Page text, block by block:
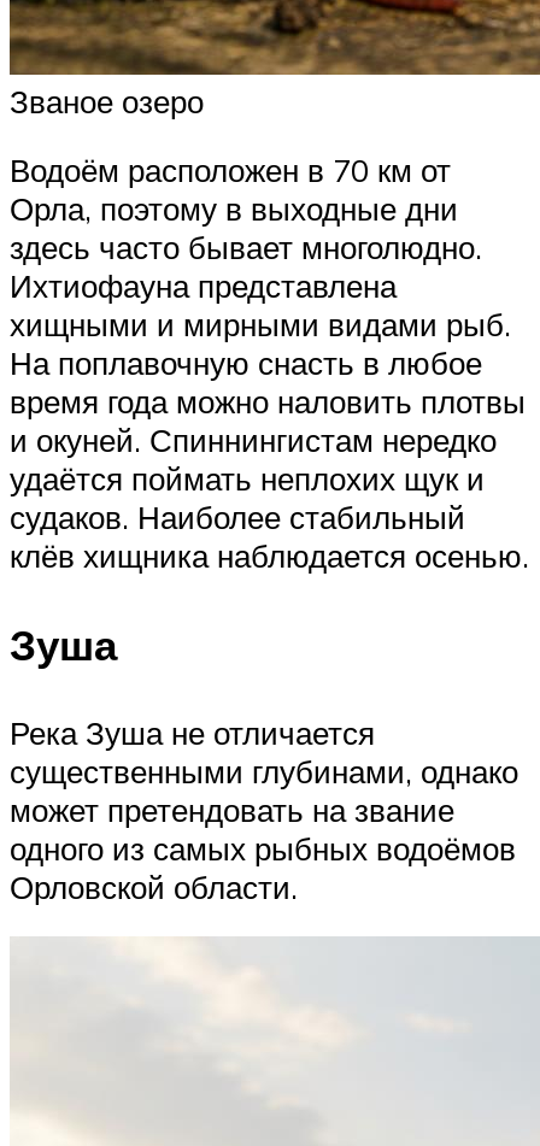
Званое озеро
Водоём расположен в 70 км от
Орла, поэтому в выходные дни
здесь часто бывает многолюдно.
Ихтиофауна представлена
хищными и мирными видами рыб.
На поплавочную снасть в любое
время года можно наловить плотвы
и окуней. Спиннингистам нередко
удаётся поймать неплохих щук и
судаков. Наиболее стабильный
клёв хищника наблюдается осенью.
Зуша
Река Зуша не отличается
существенными глубинами, однако
может претендовать на звание
одного из самых рыбных водоёмов
Орловской области.